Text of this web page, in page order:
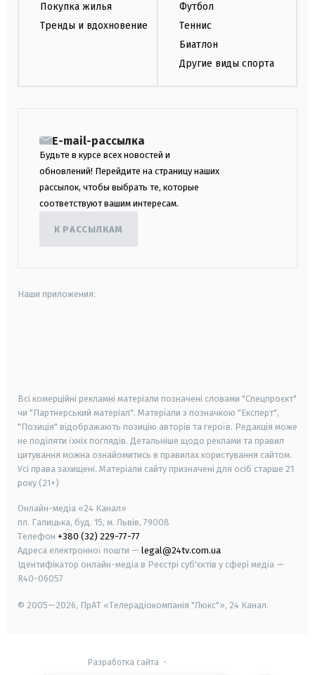
Покупка жилья
Тренды и вдохновение
Футбол
Теннис
Биатлон
Другие виды спорта
E-mail-рассылка
Будьте в курсе всех новостей и
обновлений! Перейдите на страницу наших
рассылок, чтобы выбрать те, которые
соответствуют вашим интересам.
К РАССЫЛКАМ
Наши приложения:
Всі комерційні рекламні матеріали позначені словами "Спецпроєкт"
чи "Партнерський матеріал". Матеріали з позначкою "Експерт",
"Позиція" відображають позицію авторів та героїв. Редакція може
не поділяти їхніх поглядів. Детальніше щодо реклами та правил
цитування можна ознайомитись в правилах користування сайтом.
Усі права захищені. Матеріали сайту призначені для осіб старше 21
року (21+)
Онлайн-медіа «24 Канал»
пл. Галицька, буд. 15, м. Львів, 79008
Телефон +380 (32) 229-77-77
Адреса електронної пошти — legal@24tv.com.ua
Ідентифікатор онлайн-медіа в Реєстрі суб'єктів у сфері медіа —
R40-06057
© 2005—2026, ПрАТ «Телерадіокомпанія "Люкс"», 24 Канал.
Разработка сайта -